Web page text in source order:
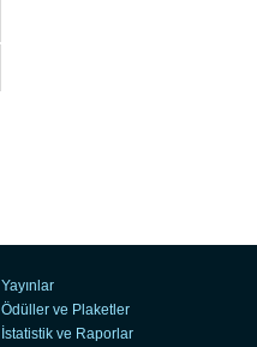
Yayınlar
Ödüller ve Plaketler
İstatistik ve Raporlar